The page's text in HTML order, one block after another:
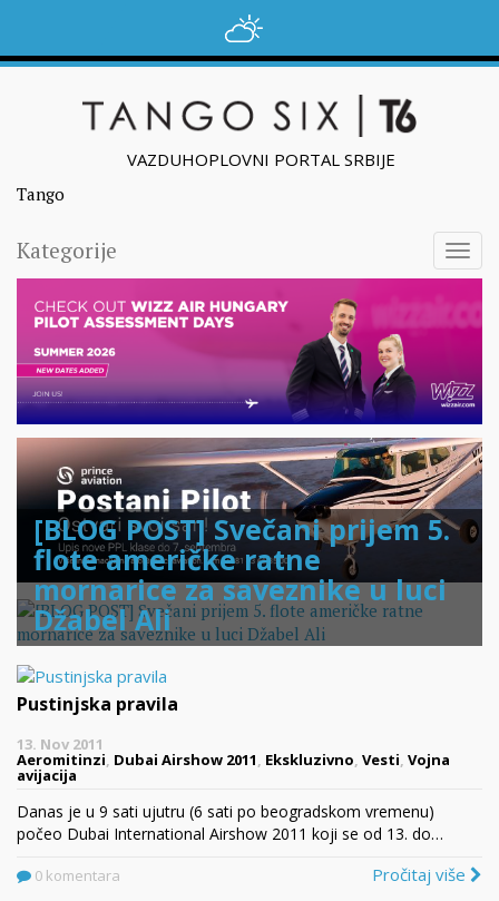
VAZDUHOPLOVNI PORTAL SRBIJE
Tango
Kategorije
[BLOG POST] Svečani prijem 5.
flote američke ratne
mornarice za saveznike u luci
Džabel Ali
Pustinjska pravila
13. Nov 2011
Aeromitinzi, Dubai Airshow 2011, Ekskluzivno, Vesti, Vojna
avijacija
Danas je u 9 sati ujutru (6 sati po beogradskom vremenu)
počeo Dubai International Airshow 2011 koji se od 13. do…
0 komentara Pročitaj više